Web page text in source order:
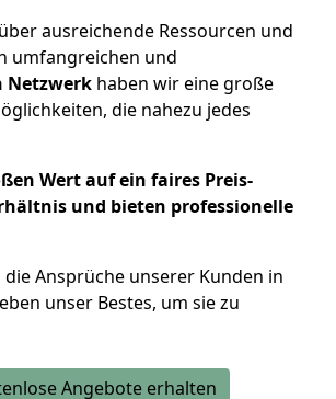
ausreichende Ressourcen und
umfangreichen und
Netzwerk haben wir eine große
die nahezu jedes
Wert auf ein faires Preis-
und bieten professionelle
Ansprüche unserer Kunden in
unser Bestes, um sie zu
Angebote erhalten